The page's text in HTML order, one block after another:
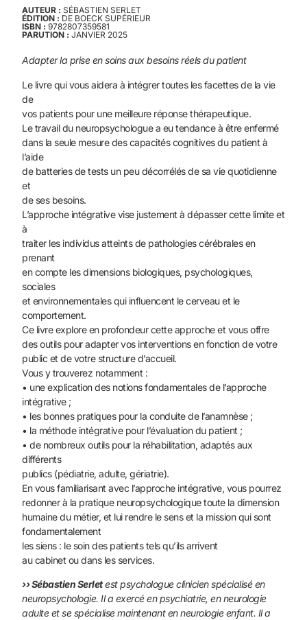
AUTEUR :SÉBASTIEN SERLET
ÉDITION : DE BOECK SUPÉRIEUR
ISBN : 9782807359581
PARUTION :JANVIER 2025
Adapter la prise en soins aux besoins réels du patient
Le livre qui vous aidera à intégrer toutes les facettes de la vie
de
vos patients pour une meilleure réponse thérapeutique.
Le travail du neuropsychologue a eu tendance à être enfermé
dans la seule mesure des capacités cognitives du patient à
l’aide
de batteries de tests un peu décorrélés de sa vie quotidienne
et
de ses besoins.
L’approche intégrative vise justement à dépasser cette limite et
à
traiter les individus atteints de pathologies cérébrales en
prenant
en compte les dimensions biologiques, psychologiques,
sociales
et environnementales qui influencent le cerveau et le
comportement.
Ce livre explore en profondeur cette approche et vous offre
des outils pour adapter vos interventions en fonction de votre
public et de votre structure d’accueil.
Vous y trouverez notamment :
• une explication des notions fondamentales de l’approche
intégrative ;
• les bonnes pratiques pour la conduite de l’anamnèse ;
• la méthode intégrative pour l’évaluation du patient ;
• de nombreux outils pour la réhabilitation, adaptés aux
différents
publics (pédiatrie, adulte, gériatrie).
En vous familiarisant avec l’approche intégrative, vous pourrez
redonner à la pratique neuropsychologique toute la dimension
humaine du métier, et lui rendre le sens et la mission qui sont
fondamentalement
les siens : le soin des patients tels qu’ils arrivent
au cabinet ou dans les services.
›› Sébastien Serletest psychologue clinicien spécialisé en
neuropsychologie. Il a exercé en psychiatrie, en neurologie
adulte et se spécialise maintenant en neurologie enfant. Il a